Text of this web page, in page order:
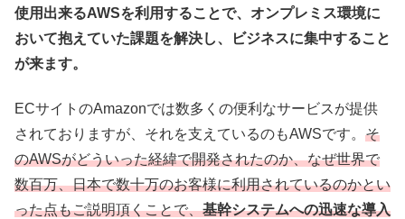
使用出来るAWSを利用することで、オンプレミス環境に
おいて抱えていた課題を解決し、ビジネスに集中すること
が来ます。
ECサイトのAmazonでは数多くの便利なサービスが提供
されておりますが、それを支えているのもAWSです。 そ
のAWSがどういった経緯で開発されたのか、なぜ世界で
数百万、日本で数十万のお客様に利用されているのかとい
った点もご説明頂くことで、基幹システムへの迅速な導入